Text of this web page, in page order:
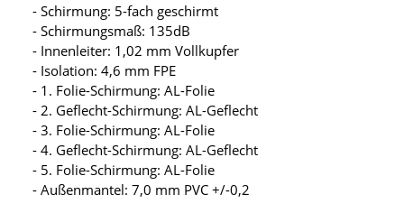
- Schirmung: 5-fach geschirmt
- Schirmungsmaß: 135dB
- Innenleiter: 1,02 mm Vollkupfer
- Isolation: 4,6 mm FPE
- 1. Folie-Schirmung: AL-Folie
- 2. Geflecht-Schirmung: AL-Geflecht
- 3. Folie-Schirmung: AL-Folie
- 4. Geflecht-Schirmung: AL-Geflecht
- 5. Folie-Schirmung: AL-Folie
- Außenmantel: 7,0 mm PVC +/-0,2